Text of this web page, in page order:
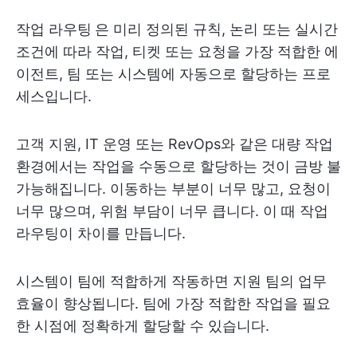
작업 라우팅 은 미리 정의된 규칙, 논리 또는 실시간
조건에 따라 작업, 티켓 또는 요청을 가장 적합한 에
이전트, 팀 또는 시스템에 자동으로 할당하는 프로
세스입니다.
고객 지원, IT 운영 또는 RevOps와 같은 대량 작업
환경에서는 작업을 수동으로 할당하는 것이 금방 불
가능해집니다. 이동하는 부분이 너무 많고, 요청이
너무 많으며, 위험 부담이 너무 큽니다. 이 때 작업
라우팅이 차이를 만듭니다.
시스템이 팀에 적합하게 작동하면 지원 팀의 업무
효율이 향상됩니다. 팀에 가장 적합한 작업을 필요
한 시점에 정확하게 할당할 수 있습니다.